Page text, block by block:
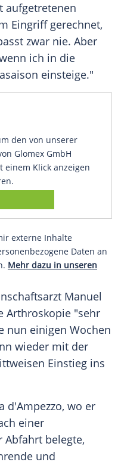
aufgetretenen
Eingriff gerechnet,
zwar nie. Aber
ich in die
einsteige."
den von unserer
Glomex GmbH
einem Klick anzeigen
externe Inhalte
Daten an
Mehr dazu in unseren
Manuel
Arthroskopie "sehr
nun einigen Wochen
wieder mit der
Einstieg ins
d'Ampezzo, wo er
einer
Abfahrt belegte,
und